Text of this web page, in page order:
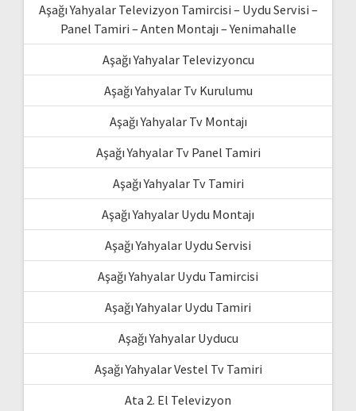
Aşağı Yahyalar Televizyon Tamircisi – Uydu Servisi –
Panel Tamiri – Anten Montajı – Yenimahalle
Aşağı Yahyalar Televizyoncu
Aşağı Yahyalar Tv Kurulumu
Aşağı Yahyalar Tv Montajı
Aşağı Yahyalar Tv Panel Tamiri
Aşağı Yahyalar Tv Tamiri
Aşağı Yahyalar Uydu Montajı
Aşağı Yahyalar Uydu Servisi
Aşağı Yahyalar Uydu Tamircisi
Aşağı Yahyalar Uydu Tamiri
Aşağı Yahyalar Uyducu
Aşağı Yahyalar Vestel Tv Tamiri
Ata 2. El Televizyon